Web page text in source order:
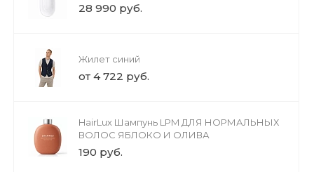
28 990 руб.
Жилет синий
от 4 722 руб.
HairLux Шампунь LPM ДЛЯ НОРМАЛЬНЫХ
ВОЛОС ЯБЛОКО И ОЛИВА
190 руб.